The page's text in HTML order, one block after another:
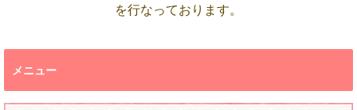
を行なっております。
メニュー